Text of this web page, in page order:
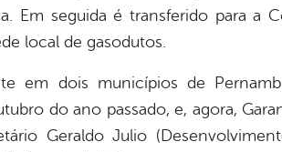
Em seguida é transferido para a
local de gasodutos.
em dois municípios de
do ano passado, e, agora,
Geraldo Julio